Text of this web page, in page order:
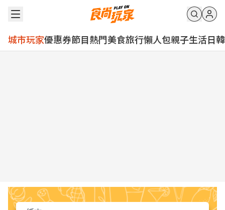
城市玩家優惠券節目熱門美食旅行懶人包親子生活日韓